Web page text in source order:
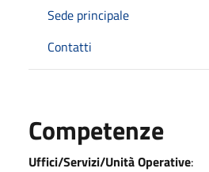
Sede principale
Contatti
Competenze
Uffici/Servizi/Unità Operative: